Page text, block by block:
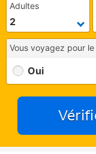
Adultes
Vous voyagez pour
Oui